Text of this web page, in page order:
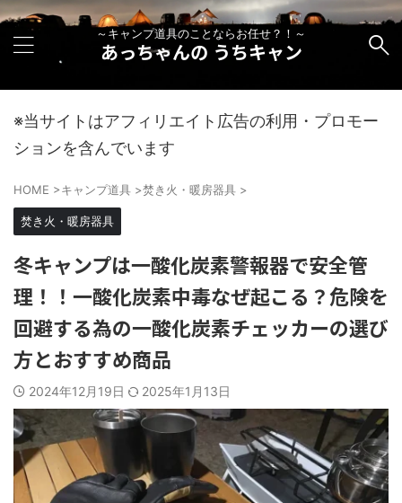
～キャンプ道具のことならお任せ？！～
あっちゃんの うちキャン
※当サイトはアフィリエイト広告の利用・プロモー
ションを含んでいます
HOME >キャンプ道具 >焚き火・暖房器具 >
焚き火・暖房器具
冬キャンプは一酸化炭素警報器で安全管
理！！一酸化炭素中毒なぜ起こる？危険を
回避する為の一酸化炭素チェッカーの選び
方とおすすめ商品
2024年12月19日 2025年1月13日